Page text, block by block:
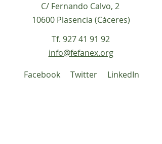
C/ Fernando Calvo, 2
10600 Plasencia (Cáceres)
Tf. 927 41 91 92
info@fefanex.org
Facebook
Twitter LinkedIn